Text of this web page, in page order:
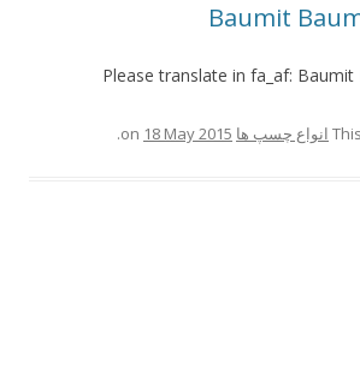
Baumit
Please translate in fa_af:
انواع چسپ ها 18 May 2015
.